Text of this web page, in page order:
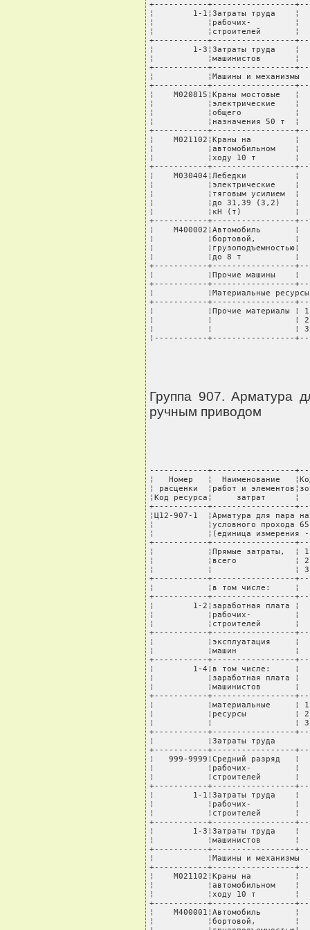
Группа 907. Арматура
ручным приводом
------------+-----------------+----T---------+-------+---------+----------+---------
¦   Номер   ¦  Наименование   ¦Код ¦ Единица ¦ Норма ¦Стоимость¦  Всего   ¦В том числе: ¦
¦ расценки  ¦работ и элементов¦зоны¦измерения¦расхода¦единицы, ¦стоимость,¦транспортные ¦
¦Код ресурса¦     затрат      ¦    ¦         ¦       ¦  руб.   ¦   руб.   ¦расходы, руб.¦
+-----------+-----------------+----+---------+-------+---------+----------+-------------+
¦Ц12-907-1  ¦Арматура для пара на условное давление 20 МПа с ручным приводом, диаметр   ¦
¦           ¦условного прохода 65 мм                                                    ¦
¦           ¦(единица измерения - шт)                                                   ¦
+-----------+-----------------+----T---------+-------+---------+----------+-------------+
¦           ¦Прямые затраты,  ¦ 1  ¦  руб.   ¦       ¦         ¦     84517¦          808¦
¦           ¦всего            ¦ 2  ¦         ¦       ¦         ¦     85863¦         2128¦
¦           ¦                 ¦ 3  ¦         ¦       ¦         ¦     84863¦         1145¦
+-----------+-----------------+----+---------+-------+---------+----------+-------------+
¦           ¦в том числе:     ¦    ¦         ¦       ¦         ¦          ¦             ¦
+-----------+-----------------+----+---------+-------+---------+----------+-------------+
¦        1-2¦заработная плата ¦    ¦  руб.   ¦       ¦         ¦     51996¦             ¦
¦           ¦рабочих-         ¦    ¦         ¦       ¦         ¦          ¦             ¦
¦           ¦строителей       ¦    ¦         ¦       ¦         ¦          ¦             ¦
+-----------+-----------------+----+---------+-------+---------+----------+-------------+
¦           ¦эксплуатация     ¦    ¦  руб.   ¦       ¦         ¦     14196¦             ¦
¦           ¦машин            ¦    ¦         ¦       ¦         ¦          ¦             ¦
+-----------+-----------------+----+---------+-------+---------+----------+-------------+
¦        1-4¦в том числе:     ¦    ¦  руб.   ¦       ¦         ¦       766¦             ¦
¦           ¦заработная плата ¦    ¦         ¦       ¦         ¦          ¦             ¦
¦           ¦машинистов       ¦    ¦         ¦       ¦         ¦          ¦             ¦
+-----------+-----------------+----+---------+-------+---------+----------+-------------+
¦           ¦материальные     ¦ 1  ¦  руб.   ¦       ¦         ¦     18325¦          808¦
¦           ¦ресурсы          ¦ 2  ¦         ¦       ¦         ¦     19671¦         2128¦
¦           ¦                 ¦ 3  ¦         ¦       ¦         ¦     18671¦         1145¦
+-----------+-----------------+----+---------+-------+---------+----------+-------------+
¦           ¦Затраты труда                                                              ¦
+-----------+-----------------+----T---------+-------+---------+----------+-------------+
¦   999-9999¦Средний разряд   ¦    ¦         ¦    4,9¦         ¦          ¦             ¦
¦           ¦рабочих-         ¦    ¦         ¦       ¦         ¦          ¦             ¦
¦           ¦строителей       ¦    ¦         ¦       ¦         ¦          ¦             ¦
+-----------+-----------------+----+---------+-------+---------+----------+-------------+
¦        1-1¦Затраты труда    ¦    ¦ чел.-ч  ¦     20¦         ¦          ¦             ¦
¦           ¦рабочих-         ¦    ¦         ¦       ¦         ¦          ¦             ¦
¦           ¦строителей       ¦    ¦         ¦       ¦         ¦          ¦             ¦
+-----------+-----------------+----+---------+-------+---------+----------+-------------+
¦        1-3¦Затраты труда    ¦    ¦ чел.-ч  ¦   0,28¦         ¦          ¦             ¦
¦           ¦машинистов       ¦    ¦         ¦       ¦         ¦